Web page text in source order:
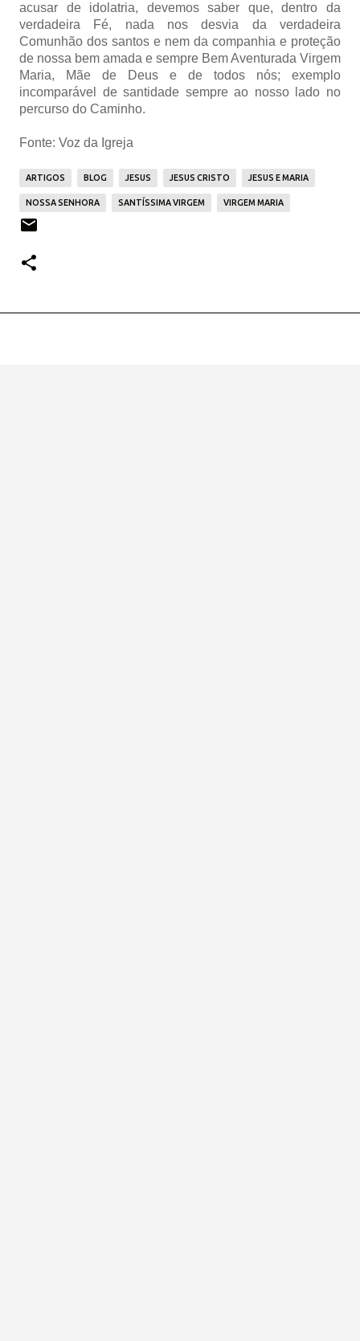
acusar de idolatria, devemos saber que, dentro da
verdadeira Fé, nada nos desvia da verdadeira
Comunhão dos santos e nem da companhia e proteção
de nossa bem amada e sempre Bem Aventurada Virgem
Maria, Mãe de Deus e de todos nós; exemplo
incomparável de santidade sempre ao nosso lado no
percurso do Caminho.
Fonte: Voz da Igreja
ARTIGOS BLOG JESUS JESUS CRISTO JESUS E MARIA
NOSSA SENHORA SANTÍSSIMA VIRGEM VIRGEM MARIA